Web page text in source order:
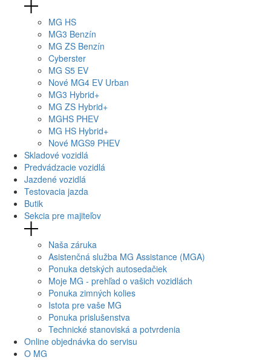
MG HS
MG3 Benzín
MG ZS Benzín
Cyberster
MG S5 EV
Nové MG4 EV Urban
MG3 Hybrid+
MG ZS Hybrid+
MGHS PHEV
MG HS Hybrid+
Nové MGS9 PHEV
Skladové vozidlá
Predvádzacie vozidlá
Jazdené vozidlá
Testovacia jazda
Butik
Sekcia pre majiteľov
Naša záruka
Asistenčná služba MG Assistance (MGA)
Ponuka detských autosedačiek
Moje MG - prehľad o vašich vozidlách
Ponuka zimných kolies
Istota pre vaše MG
Ponuka prislušenstva
Technické stanoviská a potvrdenia
Online objednávka do servisu
O MG